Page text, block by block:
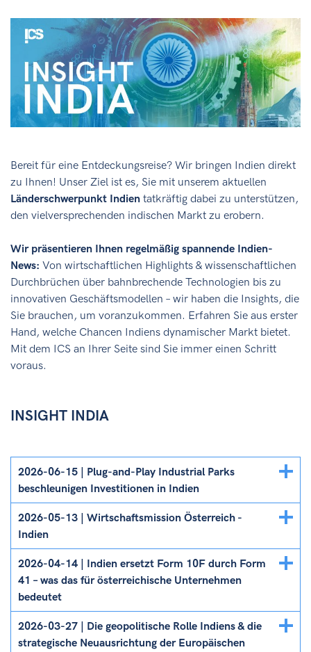
Bereit für eine Entdeckungsreise? Wir bringen Indien direkt
zu Ihnen! Unser Ziel ist es, Sie mit unserem aktuellen
Länderschwerpunkt Indien tatkräftig dabei zu unterstützen,
den vielversprechenden indischen Markt zu erobern.
Wir präsentieren Ihnen regelmäßig spannende Indien-
News: Von wirtschaftlichen Highlights & wissenschaftlichen
Durchbrüchen über bahnbrechende Technologien bis zu
innovativen Geschäftsmodellen – wir haben die Insights, die
Sie brauchen, um voranzukommen. Erfahren Sie aus erster
Hand, welche Chancen Indiens dynamischer Markt bietet.
Mit dem ICS an Ihrer Seite sind Sie immer einen Schritt
voraus.
INSIGHT INDIA
Details
ein/ausblenden
2026-06-15 | Plug-and-Play Industrial Parks
beschleunigen Investitionen in Indien
Details
ein/ausblenden
2026-05-13 | Wirtschaftsmission Österreich -
Indien
Details
ein/ausblenden
2026-04-14 | Indien ersetzt Form 10F durch Form
41 – was das für österreichische Unternehmen
bedeutet
Details
ein/ausblenden
2026-03-27 | Die geopolitische Rolle Indiens & die
strategische Neuausrichtung der Europäischen